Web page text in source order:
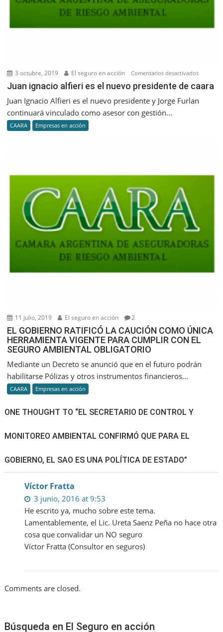
3 octubre, 2019 El seguro en acción Comentarios desactivadosen
Juan
alfieri
Juan ignacio alfieri es el nuevo presidente de caara
Juan Ignacio Alfieri es el nuevo presidente y Jorge Furlan
continuará vinculado como asesor con gestión...
CAARA Empresas en acción
11 julio, 2019 El seguro en acción 2
EL GOBIERNO RATIFICÓ LA CAUCIÓN COMO ÚNICA
HERRAMIENTA VIGENTE PARA CUMPLIR CON EL
SEGURO AMBIENTAL OBLIGATORIO
Mediante un Decreto se anunció que en el futuro podrán
habilitarse Pólizas y otros instrumentos financieros...
CAARA Empresas en acción
ONE THOUGHT TO “EL SECRETARIO DE CONTROL Y
MONITOREO AMBIENTAL CONFIRMÓ QUE PARA EL
GOBIERNO, EL SAO ES UNA POLÍTICA DE ESTADO”
Víctor Fratta
3 junio, 2016 at 9:53
He escrito ya, mucho sobre este tema.
Lamentablemente, el Lic. Ureta Saenz Peña no hace otra
cosa que convalidar un NO seguro
Víctor Fratta (Consultor en seguros)
Comments are closed.
Búsqueda en El Seguro en acción